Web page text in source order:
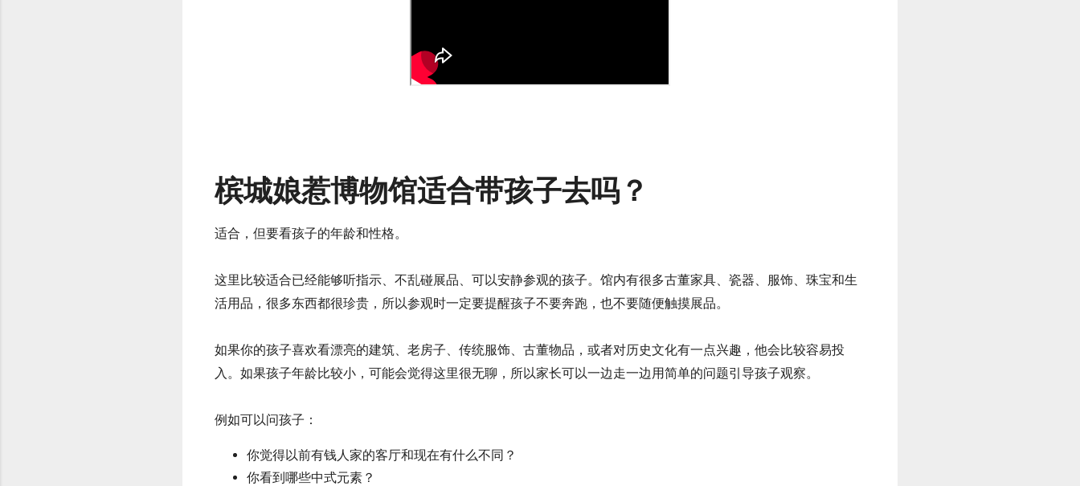
槟城娘惹博物馆适合带孩子去吗？
适合，但要看孩子的年龄和性格。
这里比较适合已经能够听指示、不乱碰展品、可以安静参观的孩子。馆内有很多古董家具、瓷器、服饰、珠宝和生
活用品，很多东西都很珍贵，所以参观时一定要提醒孩子不要奔跑，也不要随便触摸展品。
如果你的孩子喜欢看漂亮的建筑、老房子、传统服饰、古董物品，或者对历史文化有一点兴趣，他会比较容易投
入。如果孩子年龄比较小，可能会觉得这里很无聊，所以家长可以一边走一边用简单的问题引导孩子观察。
例如可以问孩子：
你觉得以前有钱人家的客厅和现在有什么不同？
你看到哪些中式元素？